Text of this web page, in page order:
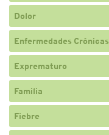
Dolor
Enfermedades Crónicas
Exprematuro
Familia
Fiebre